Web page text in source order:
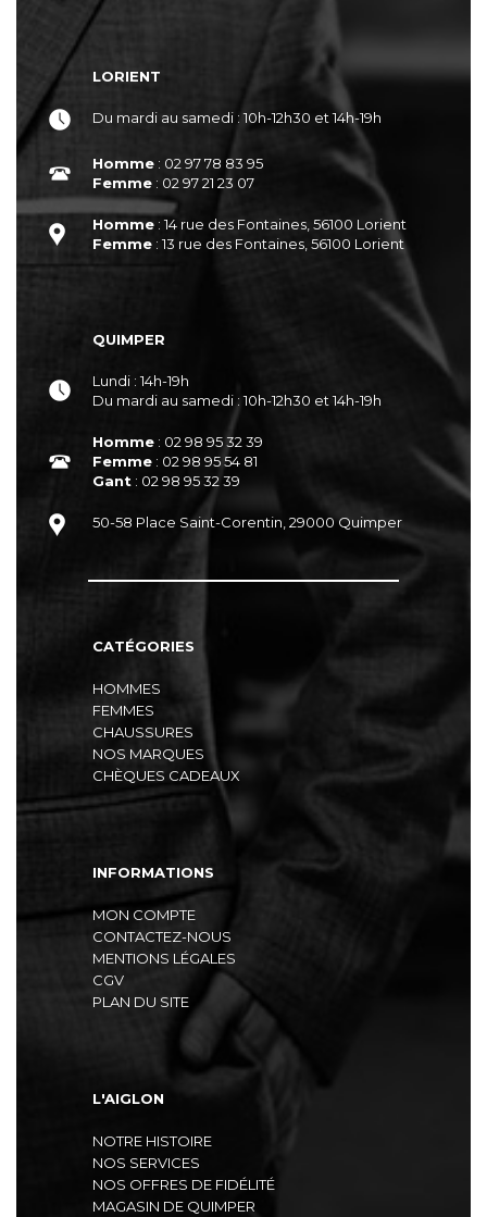
LORIENT
Du mardi au samedi : 10h-12h30 et 14h-19h
Homme : 02 97 78 83 95
Femme : 02 97 21 23 07
Homme : 14 rue des Fontaines, 56100 Lorient
Femme : 13 rue des Fontaines, 56100 Lorient
QUIMPER
Lundi : 14h-19h
Du mardi au samedi : 10h-12h30 et 14h-19h
Homme : 02 98 95 32 39
Femme : 02 98 95 54 81
Gant : 02 98 95 32 39
50-58 Place Saint-Corentin, 29000 Quimper
CATÉGORIES
HOMMES
FEMMES
CHAUSSURES
NOS MARQUES
CHÈQUES CADEAUX
INFORMATIONS
MON COMPTE
CONTACTEZ-NOUS
MENTIONS LÉGALES
CGV
PLAN DU SITE
L'AIGLON
NOTRE HISTOIRE
NOS SERVICES
NOS OFFRES DE FIDÉLITÉ
MAGASIN DE QUIMPER